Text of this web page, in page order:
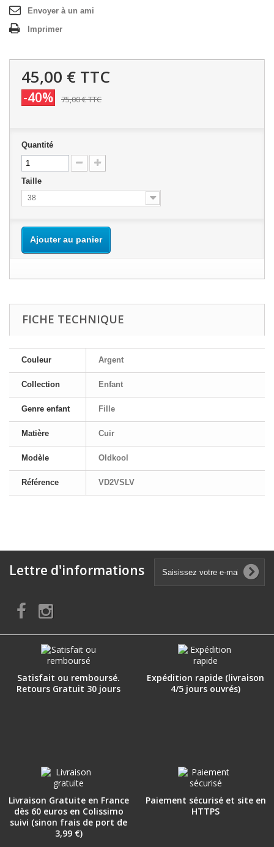
Envoyer à un ami
Imprimer
45,00 € TTC
-40% 75,00 €TTC
Quantité
Taille
38
Ajouter au panier
FICHE TECHNIQUE
Couleur Argent
Collection Enfant
Genre enfant Fille
Matière Cuir
Modèle Oldkool
Référence VD2VSLV
Lettre d'informations
Satisfait ou remboursé.
Retours Gratuit 30 jours
Expédition rapide (livraison
4/5 jours ouvrés)
Livraison Gratuite en France
dès 60 euros en Colissimo
suivi (sinon frais de port de
3,99 €)
Paiement sécurisé et site en
HTTPS